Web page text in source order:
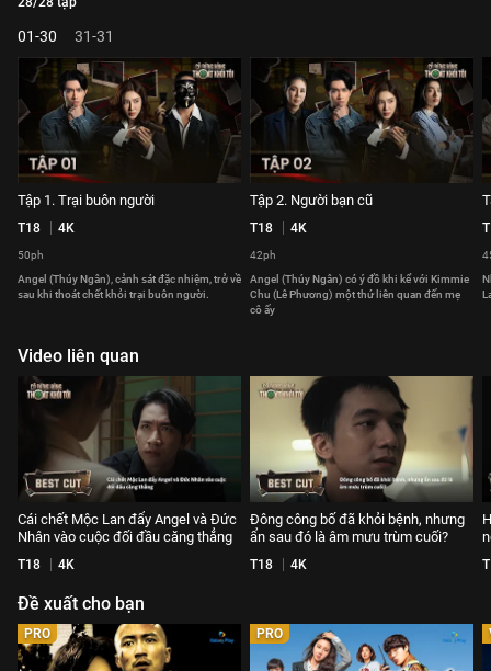
01-30 31-31
Tập 1. Trại buôn người
T18 4K
50ph
Angel (Thúy Ngân), cảnh sát đặc nhiệm, trở về
sau khi thoát chết khỏi trại buôn người.
Tập 2. Người bạn cũ
T18 4K
42ph
Angel (Thúy Ngân) có ý đồ khi kể với Kimmie
Chu (Lê Phương) một thứ liên quan đến mẹ
cô ấy
Video liên quan
Cái chết Mộc Lan đẩy Angel và Đức
Nhân vào cuộc đối đầu căng thẳng
T18 4K
Đông công bố đã khỏi bệnh, nhưng
ẩn sau đó là âm mưu trùm cuối?
T18 4K
Đề xuất cho bạn
PRO PRO